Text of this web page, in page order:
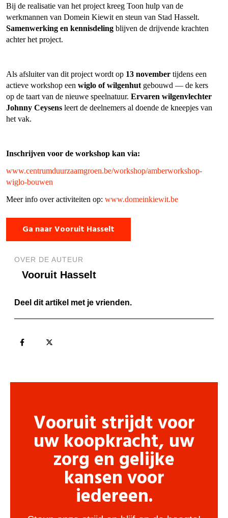
Bij de realisatie van het project kreeg Toon hulp van de
werkmannen van Domein Kiewit en steun van Stad Hasselt.
Samenwerking en kennisdeling blijven de drijvende krachten
achter het project.
Als afsluiter van dit project wordt op 13 november tijdens een
actieve workshop een wiglo of wilgenhut gebouwd — de kers
op de taart van de nieuwe speelnatuur. Ervaren wilgenvlechter
Johnny Ceysens leert de deelnemers al doende de kneepjes van
het vak.
Inschrijven voor de workshop kan via:
www.centrumduurzaamgroen.be/workshop/amberworkshop-
wiglo-bouwen
Meer info over activiteiten op: www.domeinkiewit.be
Ga naar Vooruit Hasselt
OVER DE AUTEUR
Vooruit Hasselt
Deel dit artikel met je vrienden.
Vooruit strijdt voor
uw koopkracht, uw
zorg en gelijke
kansen voor
iedereen.